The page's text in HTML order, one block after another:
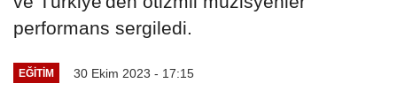
performans sergiledi.
EĞITIM 30 Ekim 2023 - 17:15